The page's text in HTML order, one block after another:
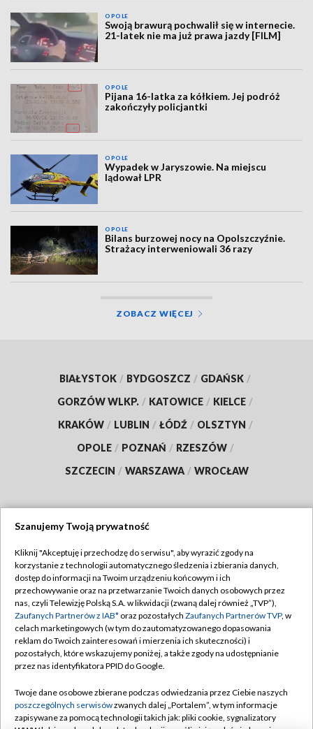
OPOLE
Swoją brawurą pochwalił się w internecie.
21-latek nie ma już prawa jazdy [FILM]
OPOLE
Pijana 16-latka za kółkiem. Jej podróż
zakończyły policjantki
OPOLE
Wypadek w Jaryszowie. Na miejscu
lądował LPR
OPOLE
Bilans burzowej nocy na Opolszczyźnie.
Strażacy interweniowali 36 razy
ZOBACZ WIĘCEJ
BIAŁYSTOK / BYDGOSZCZ / GDAŃSK /
GORZÓW WLKP. / KATOWICE / KIELCE /
KRAKÓW / LUBLIN / ŁÓDŹ / OLSZTYN /
OPOLE / POZNAŃ / RZESZÓW /
SZCZECIN / WARSZAWA / WROCŁAW
TVP
Abonament TVP
Emisja w TVP
Centrum informacji TVP
Naziemna Telewizja Cyfrowa
Rada Programowa
System NOS
Regulamin TVP
Polityka prywatności
Moje zgody
Pomoc
Kontakt
Szanujemy Twoją prywatność
Kliknij "Akceptuję i przechodzę do serwisu", aby wyrazić zgody na
korzystanie z technologii automatycznego śledzenia i zbierania danych,
dostęp do informacji na Twoim urządzeniu końcowym i ich
przechowywanie oraz na przetwarzanie Twoich danych osobowych przez
nas, czyli Telewizję Polską S.A. w likwidacji (zwaną dalej również „TVP”),
Zaufanych Partnerów z IAB* oraz pozostałych Zaufanych Partnerów TVP, w
celach marketingowych (w tym do zautomatyzowanego dopasowania
reklam do Twoich zainteresowań i mierzenia ich skuteczności) i
pozostałych, które wskazujemy poniżej, a także zgody na udostępnianie
przez nas identyfikatora PPID do Google.
Twoje dane osobowe zbierane podczas odwiedzania przez Ciebie naszych
poszczególnych serwisówzwanych dalej „Portalem”, w tym informacje
zapisywane za pomocą technologii takich jak: pliki cookie, sygnalizatory